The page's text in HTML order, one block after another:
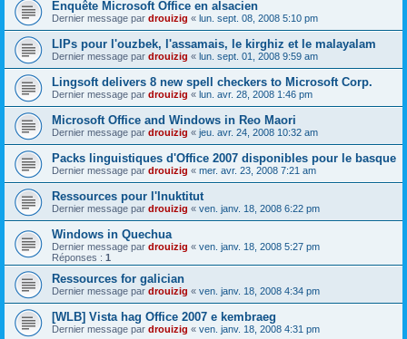
Enquête Microsoft Office en alsacien
Dernier message par drouizig « lun. sept. 08, 2008 5:10 pm
LIPs pour l'ouzbek, l'assamais, le kirghiz et le malayalam
Dernier message par drouizig « lun. sept. 01, 2008 9:59 am
Lingsoft delivers 8 new spell checkers to Microsoft Corp.
Dernier message par drouizig « lun. avr. 28, 2008 1:46 pm
Microsoft Office and Windows in Reo Maori
Dernier message par drouizig « jeu. avr. 24, 2008 10:32 am
Packs linguistiques d'Office 2007 disponibles pour le basque
Dernier message par drouizig « mer. avr. 23, 2008 7:21 am
Ressources pour l'Inuktitut
Dernier message par drouizig « ven. janv. 18, 2008 6:22 pm
Windows in Quechua
Dernier message par drouizig « ven. janv. 18, 2008 5:27 pm
Réponses : 1
Ressources for galician
Dernier message par drouizig « ven. janv. 18, 2008 4:34 pm
[WLB] Vista hag Office 2007 e kembraeg
Dernier message par drouizig « ven. janv. 18, 2008 4:31 pm